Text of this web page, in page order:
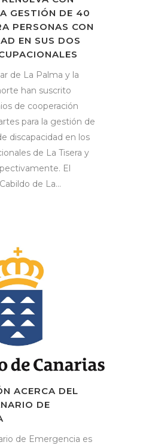
GESTIÓN DE 40
PERSONAS CON
EN SUS DOS
de La Palma y la
han suscrito
de cooperación
para la gestión de
discapacidad en los
de La Tisera y
El
de La...
ACERCA DEL
DE
de Emergencia es